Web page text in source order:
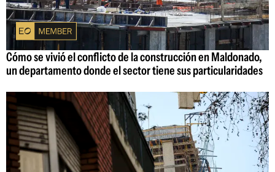
Cómo se vivió el conflicto de la construcción en Maldonado,
un departamento donde el sector tiene sus particularidades